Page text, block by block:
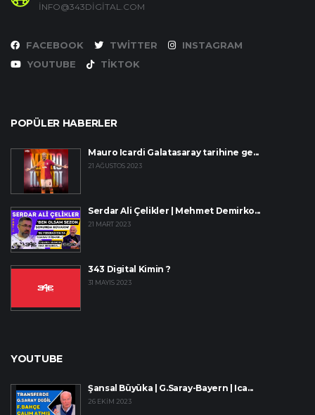
INFO@343DIGITAL.COM
FACEBOOK TWITTER
INSTAGRAM
YOUTUBE
TIKTOK
POPÜLER HABERLER
Mauro Icardi Galatasaray tarihine ge...
21 AĞUSTOS 2023
Serdar Ali Çelikler | Mehmet Demirko...
21 MART 2023
343 Digital Kimin ?
31 MAYIS 2023
YOUTUBE
Şansal Büyüka | G.Saray-Bayern | Ica...
26 EKIM 2023